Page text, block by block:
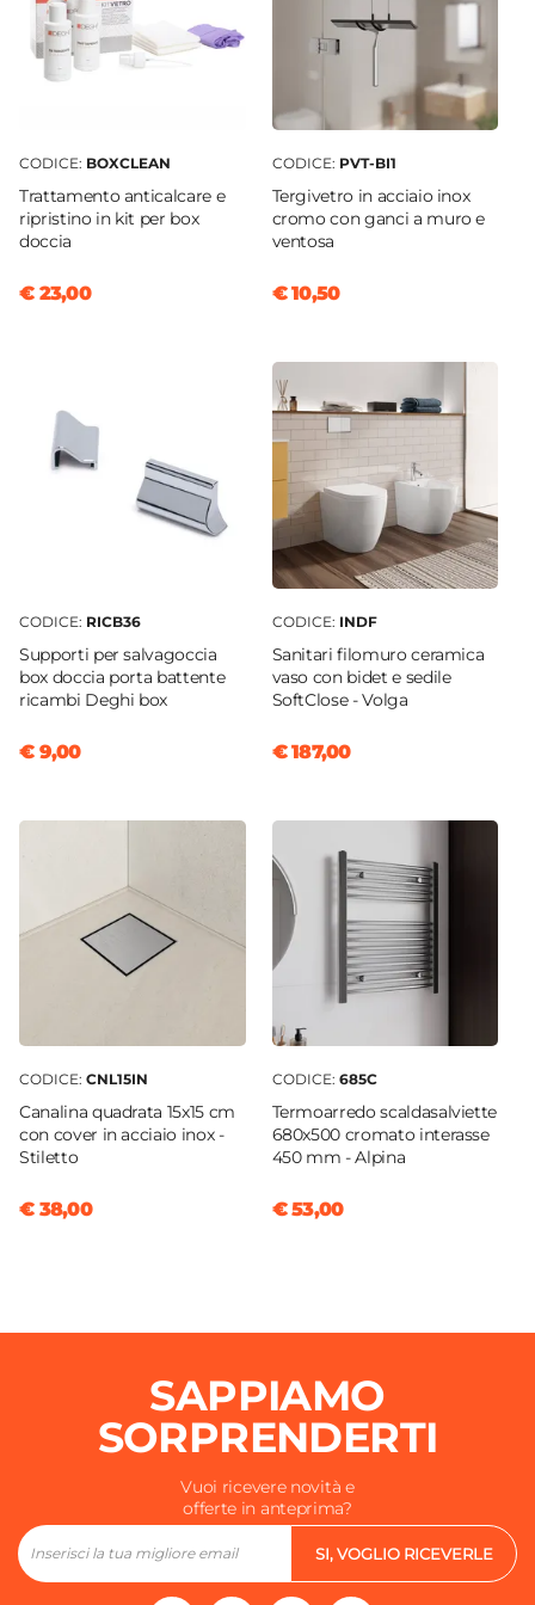
CODICE: BOXCLEAN
Trattamento anticalcare e
ripristino in kit per box
doccia
€ 23,00
CODICE: PVT-BI1
Tergivetro in acciaio inox
cromo con ganci a muro e
ventosa
€ 10,50
CODICE: RICB36
Supporti per salvagoccia
box doccia porta battente
ricambi Deghi box
€ 9,00
CODICE: INDF
Sanitari filomuro ceramica
vaso con bidet e sedile
SoftClose - Volga
€ 187,00
CODICE: CNL15IN
Canalina quadrata 15x15 cm
con cover in acciaio inox -
Stiletto
€ 38,00
CODICE: 685C
Termoarredo scaldasalviette
680x500 cromato interasse
450 mm - Alpina
€ 53,00
SAPPIAMO
SORPRENDERTI
Vuoi ricevere novità e
offerte in anteprima?
SI, VOGLIO RICEVERLE